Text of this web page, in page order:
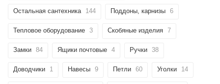
Остальная сантехника 144 Поддоны, карнизы 6
Тепловое оборудование 3 Скобяные изделия 7
Замки 84 Ящики почтовые 4 Ручки 38
Доводчики 1 Навесы 9 Петли 60 Уголки 14